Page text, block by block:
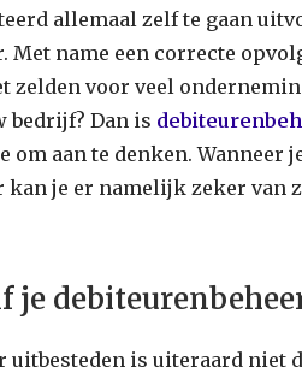
allemaal zelf te gaan
Met name een correcte
voor veel
bedrijf? Dan is
om aan te denken. Wanneer
kan je er namelijk zeker
je
uitbesteden is uiteraard niet